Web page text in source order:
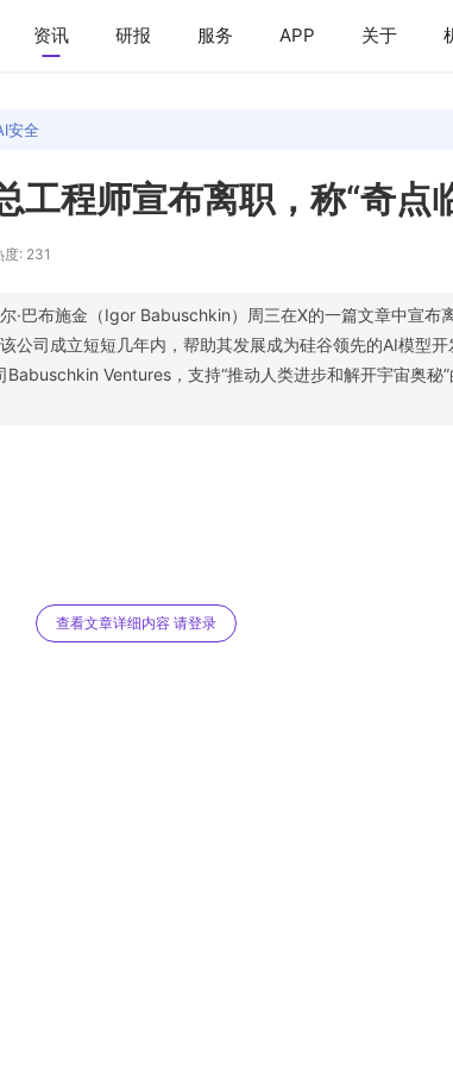
资讯 研报 服务 APP 关于
安全
工程师宣布离职，称“奇点
度: 231
·巴布施金（Igor Babuschkin）周三在X的一篇文章中宣布
公司成立短短几年内，帮助其发展成为硅谷领先的AI模型开
Ventures，支持“推动人类进步和解开宇宙奥秘”
查看文章详细内容 请登录